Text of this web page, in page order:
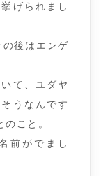
げられまし
後はエンゲ
て、ユダヤ
うなんです
こと。
前がでまし